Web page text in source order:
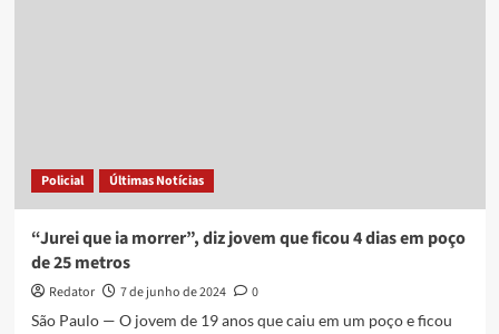
Policial Últimas Notícias
“Jurei que ia morrer”, diz jovem que ficou 4 dias em poço
de 25 metros
Redator 7 de junho de 2024
0
São Paulo — O jovem de 19 anos que caiu em um poço e ficou